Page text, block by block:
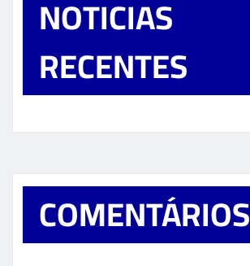
NOTICIAS
RECENTES
COMENTÁRIOS